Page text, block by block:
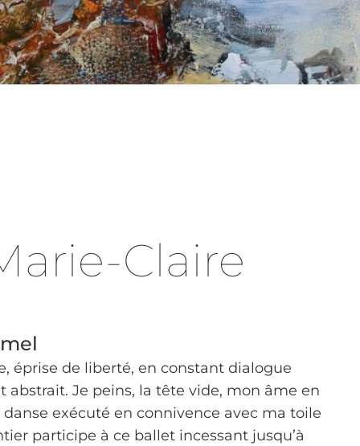
Claire
éprise de liberté, en constant dialogue
abstrait. Je peins, la tête vide, mon âme en
exécuté en connivence avec ma toile
participe à ce ballet incessant jusqu’à